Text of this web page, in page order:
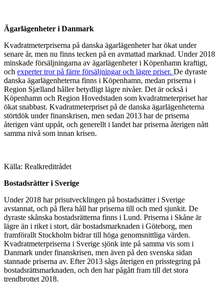
Ägarlägenheter i Danmark
Kvadratmeterpriserna på danska ägarlägenheter har ökat under
senare år, men nu finns tecken på en avmattad marknad. Under 2018
minskade försäljningarna av ägarlägenheter i Köpenhamn kraftigt,
och experter tror på färre försäljningar och lägre priser. De dyraste
danska ägarlägenheterna finns i Köpenhamn, medan priserna i
Region Sjælland håller betydligt lägre nivåer. Det är också i
Köpenhamn och Region Hovedstaden som kvadratmeterpriset har
ökat snabbast. Kvadratmeterpriset på de danska ägarlägenheterna
störtdök under finanskrisen, men sedan 2013 har de priserna
återigen vänt uppåt, och generellt i landet har priserna återigen nått
samma nivå som innan krisen.
Källa: Realkreditrådet
Bostadsrätter i Sverige
Under 2018 har prisutvecklingen på bostadsrätter i Sverige
avstannat, och på flera håll har priserna till och med sjunkit. De
dyraste skånska bostadsrätterna finns i Lund. Priserna i Skåne är
lägre än i riket i stort, där bostadsmarknaden i Göteborg, men
framförallt Stockholm bidrar till höga genomsnittliga värden.
Kvadratmeterpriserna i Sverige sjönk inte på samma vis som i
Danmark under finanskrisen, men även på den svenska sidan
stannade priserna av. Efter 2013 sågs återigen en prisstegring på
bostadsrättsmarknaden, och den har pågått fram till det stora
trendbrottet 2018.